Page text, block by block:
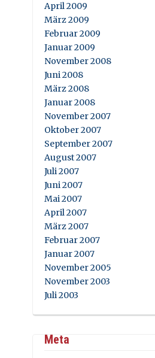
April 2009
März 2009
Februar 2009
Januar 2009
November 2008
Juni 2008
März 2008
Januar 2008
November 2007
Oktober 2007
September 2007
August 2007
Juli 2007
Juni 2007
Mai 2007
April 2007
März 2007
Februar 2007
Januar 2007
November 2005
November 2003
Juli 2003
Meta